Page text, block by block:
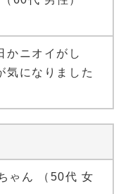
かニオイがし
気になりました
ん （50代 女